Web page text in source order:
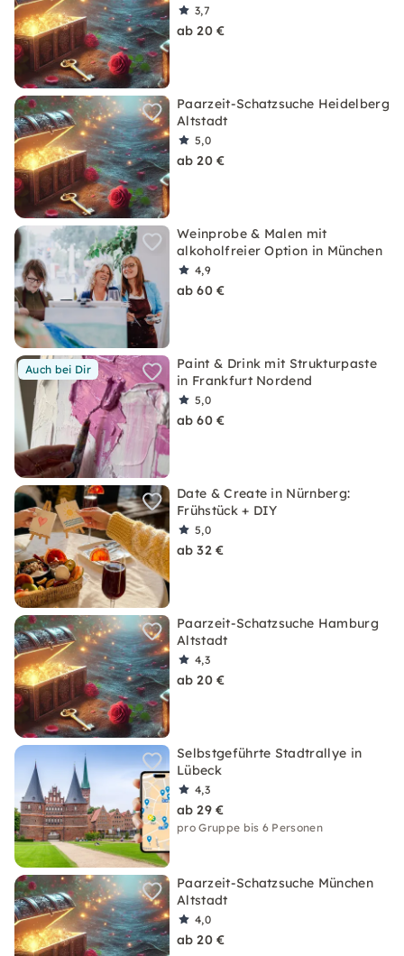
3,7
ab 20 €
Paarzeit-Schatzsuche Heidelberg
Altstadt
5,0
ab 20 €
Weinprobe & Malen mit
alkoholfreier Option in München
4,9
ab 60 €
Auch bei Dir
Paint & Drink mit Strukturpaste
in Frankfurt Nordend
5,0
ab 60 €
Date & Create in Nürnberg:
Frühstück + DIY
5,0
ab 32 €
Paarzeit-Schatzsuche Hamburg
Altstadt
4,3
ab 20 €
Selbstgeführte Stadtrallye in
Lübeck
4,3
ab 29 €
pro Gruppe bis 6 Personen
Paarzeit-Schatzsuche München
Altstadt
4,0
ab 20 €